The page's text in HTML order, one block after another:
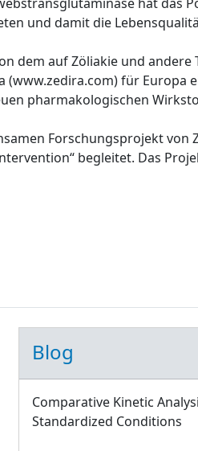
und damit die
dem auf Zöliakie und
für Europa
pharmakologischen
Forschungsprojekt von
begleitet. Das
Blog
Comparative Kinetic
Standardized Conditions